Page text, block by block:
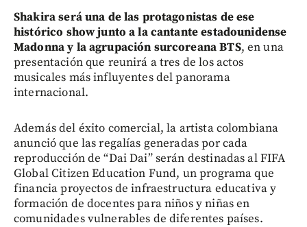
Shakira será una de las protagonistas de ese
histórico show junto a la cantante estadounidense
Madonna y la agrupación surcoreana BTS, en una
presentación que reunirá a tres de los actos
musicales más influyentes del panorama
internacional.
Además del éxito comercial, la artista colombiana
anunció que las regalías generadas por cada
reproducción de “Dai Dai” serán destinadas al FIFA
Global Citizen Education Fund, un programa que
financia proyectos de infraestructura educativa y
formación de docentes para niños y niñas en
comunidades vulnerables de diferentes países.